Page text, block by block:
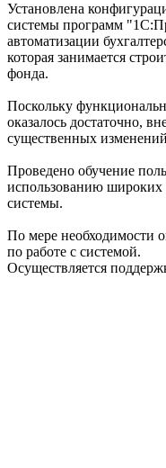
Установлена
системы программ
автоматизации
которая занимается
фонда.
Поскольку
оказалось достаточно,
существенных
Проведено обучение
использованию
системы.
По мере необходимости
по работе с системой.
Осуществляется